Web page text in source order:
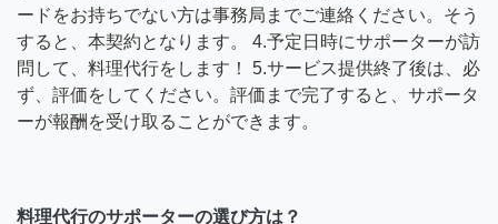
ードをお持ちでない方は事務局までご連絡ください。そう
すると、本契約となります。 4.予定日時にサポーターが訪
問して、料理代行をします！ 5.サービス提供終了後は、必
ず、評価をしてください。評価まで完了すると、サポータ
ーが報酬を受け取ることができます。
料理代行のサポーターの選び方は？